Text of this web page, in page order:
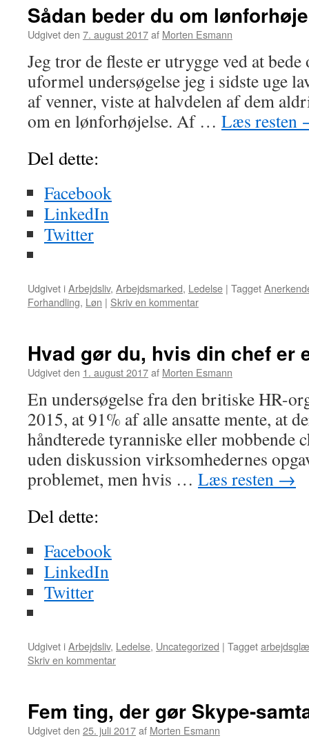
Sådan beder du om
Udgivet den 7. august 2017af Morten Esmann
Jeg tror de fleste er utrygge ved at
uformel undersøgelse jeg i sidste uge
af venner, viste at halvdelen af dem
om en lønforhøjelse. Af … Læs resten
Del dette:
Facebook
LinkedIn
Twitter
Udgivet iArbejdsliv, Arbejdsmarked, Ledelse | Tagget
Forhandling, Løn | Skriv en kommentar
Hvad gør du, hvis din chef er
Udgivet den 1. august 2017af Morten Esmann
En undersøgelse fra den britiske HR-
2015, at 91% af alle ansatte mente, at
håndterede tyranniske eller mobbende
uden diskussion virksomhedernes
problemet, men hvis … Læs resten →
Del dette:
Facebook
LinkedIn
Twitter
Udgivet iArbejdsliv, Ledelse, Uncategorized | Tagget
Skriv en kommentar
Fem ting, der gør Skype-
Udgivet den 25. juli 2017af Morten Esmann